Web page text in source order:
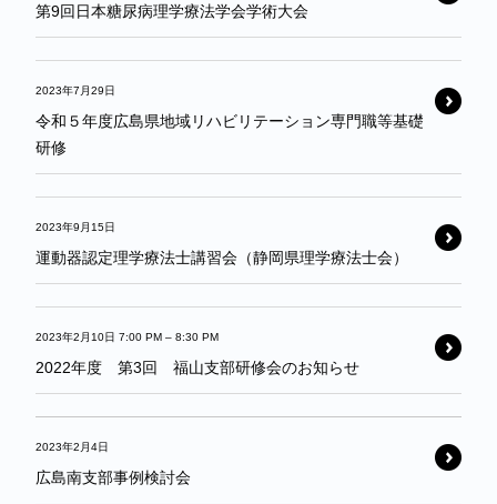
第9回日本糖尿病理学療法学会学術大会
2023年7月29日
令和５年度広島県地域リハビリテーション専門職等基礎
研修
2023年9月15日
運動器認定理学療法士講習会（静岡県理学療法士会）
2023年2月10日 7:00 PM – 8:30 PM
2022年度 第3回 福山支部研修会のお知らせ
2023年2月4日
広島南支部事例検討会